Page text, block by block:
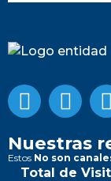
Nuestras
Estos No son
Total de